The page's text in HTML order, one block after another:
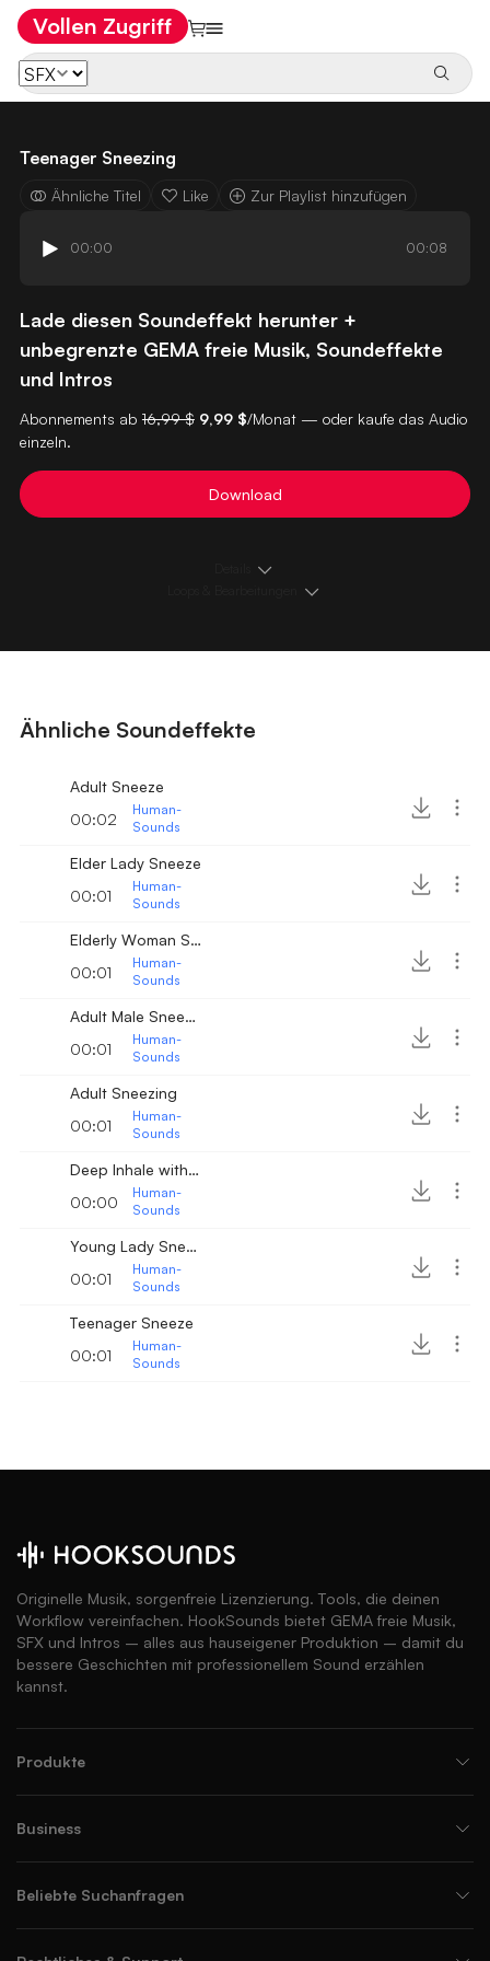
Vollen Zugriff
Teenager Sneezing
Ähnliche Titel Like Zur Playlist hinzufügen
00:00 00:08
Lade diesen Soundeffekt herunter +
unbegrenzte GEMA freie Musik, Soundeffekte
und Intros
Abonnements ab 16,99 $ 9,99 $/Monat — oder kaufe das Audio
einzeln.
Download
Ähnliche Soundeffekte
Adult Sneeze
00:02
Human-
Sounds
Elder Lady Sneeze
00:01
Human-
Sounds
Elderly Woman Sneezing
00:01
Human-
Sounds
Adult Male Sneezing
00:01
Human-
Sounds
Adult Sneezing
00:01
Human-
Sounds
Deep Inhale with Colds
00:00
Human-
Sounds
Young Lady Sneeze
00:01
Human-
Sounds
Teenager Sneeze
00:01
Human-
Sounds
Originelle Musik, sorgenfreie Lizenzierung. Tools, die deinen
Workflow vereinfachen. HookSounds bietet GEMA freie Musik,
SFX und Intros – alles aus hauseigener Produktion – damit du
bessere Geschichten mit professionellem Sound erzählen
kannst.
Produkte
Business
Beliebte Suchanfragen